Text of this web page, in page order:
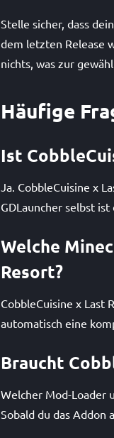
Stelle sicher, dass
dem letzten Release
nichts, was zur
Häufige
Ist
Ja. CobbleCuisine x
GDLauncher selbst
Welche
Resort?
CobbleCuisine x Last
automatisch eine
Braucht
Welcher Mod-Loader
Sobald du das Addon